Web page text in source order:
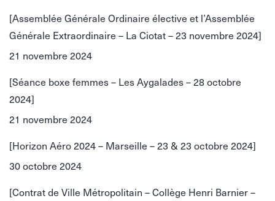
[Assemblée Générale Ordinaire élective et l’Assemblée
Générale Extraordinaire – La Ciotat – 23 novembre 2024]
21 novembre 2024
[Séance boxe femmes – Les Aygalades – 28 octobre
2024]
21 novembre 2024
[Horizon Aéro 2024 – Marseille – 23 & 23 octobre 2024]
30 octobre 2024
[Contrat de Ville Métropolitain – Collège Henri Barnier –